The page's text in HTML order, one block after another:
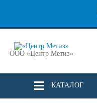
ООО «Центр Метиз»
КАТАЛОГ